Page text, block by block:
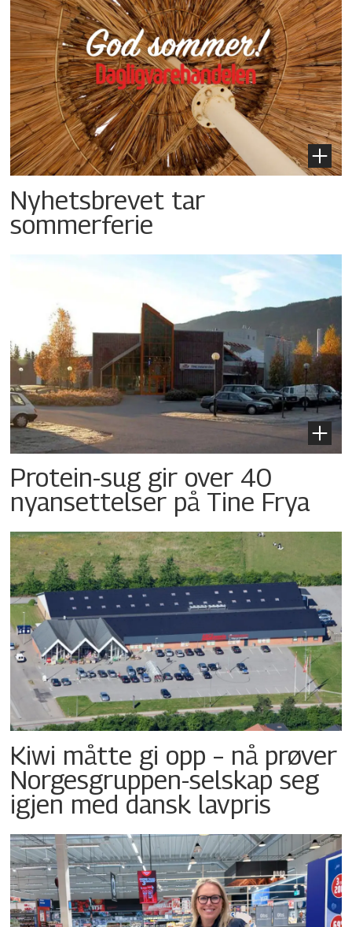
Nyhetsbrevet tar
sommerferie
Protein-sug gir over 40
nyansettelser på Tine Frya
Kiwi måtte gi opp – nå prøver
Norgesgruppen-selskap seg
igjen med dansk lavpris